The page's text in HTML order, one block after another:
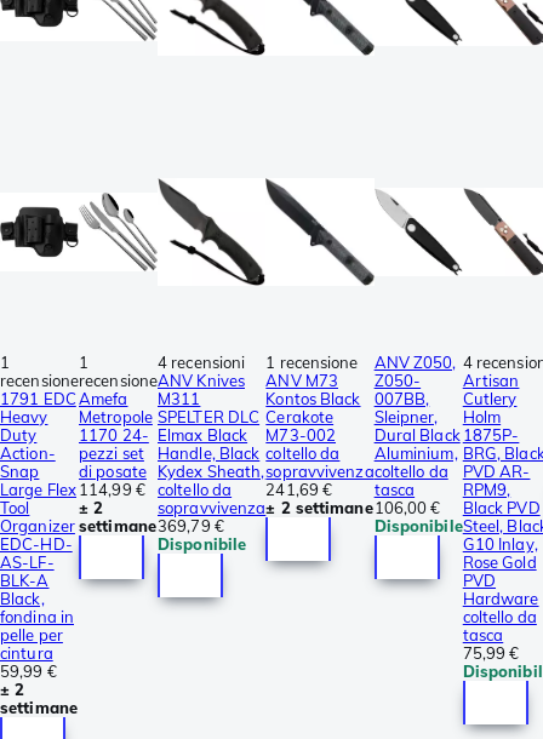
1
recensione
1791 EDC
Heavy
Duty
Action-
Snap
Large Flex
Tool
Organizer
EDC-HD-
AS-LF-
BLK-A
Black,
fondina in
pelle per
cintura
59,99 €
± 2
settimane
1
recensione
Amefa
Metropole
1170 24-
pezzi set
di posate
114,99 €
± 2
settimane
4 recensioni
ANV Knives
M311
SPELTER DLC
Elmax Black
Handle, Black
Kydex Sheath,
coltello da
sopravvivenza
369,79 €
Disponibile
1 recensione
ANV M73
Kontos Black
Cerakote
M73-002
coltello da
sopravvivenza
241,69 €
± 2 settimane
ANV Z050,
Z050-
007BB,
Sleipner,
Dural Black
Aluminium,
coltello da
tasca
106,00 €
Disponibile
4
Artisan
Cutlery
Holm
1875P-
BRG,
PVD AR-
RPM9,
Black PVD
Steel,
G10 Inlay,
Rose Gold
PVD
Hardware
coltello da
tasca
75,99 €